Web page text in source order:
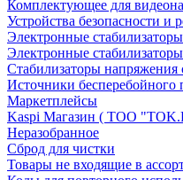
Комплектующее для
Устройства безопасности и
Электронные
Электронные
Стабилизаторы
Источники бесперебойного
Маркетплейсы
Kaspi Магазин ( ТОО
Неразобранное
Сброд для чистки
Товары не входящие в